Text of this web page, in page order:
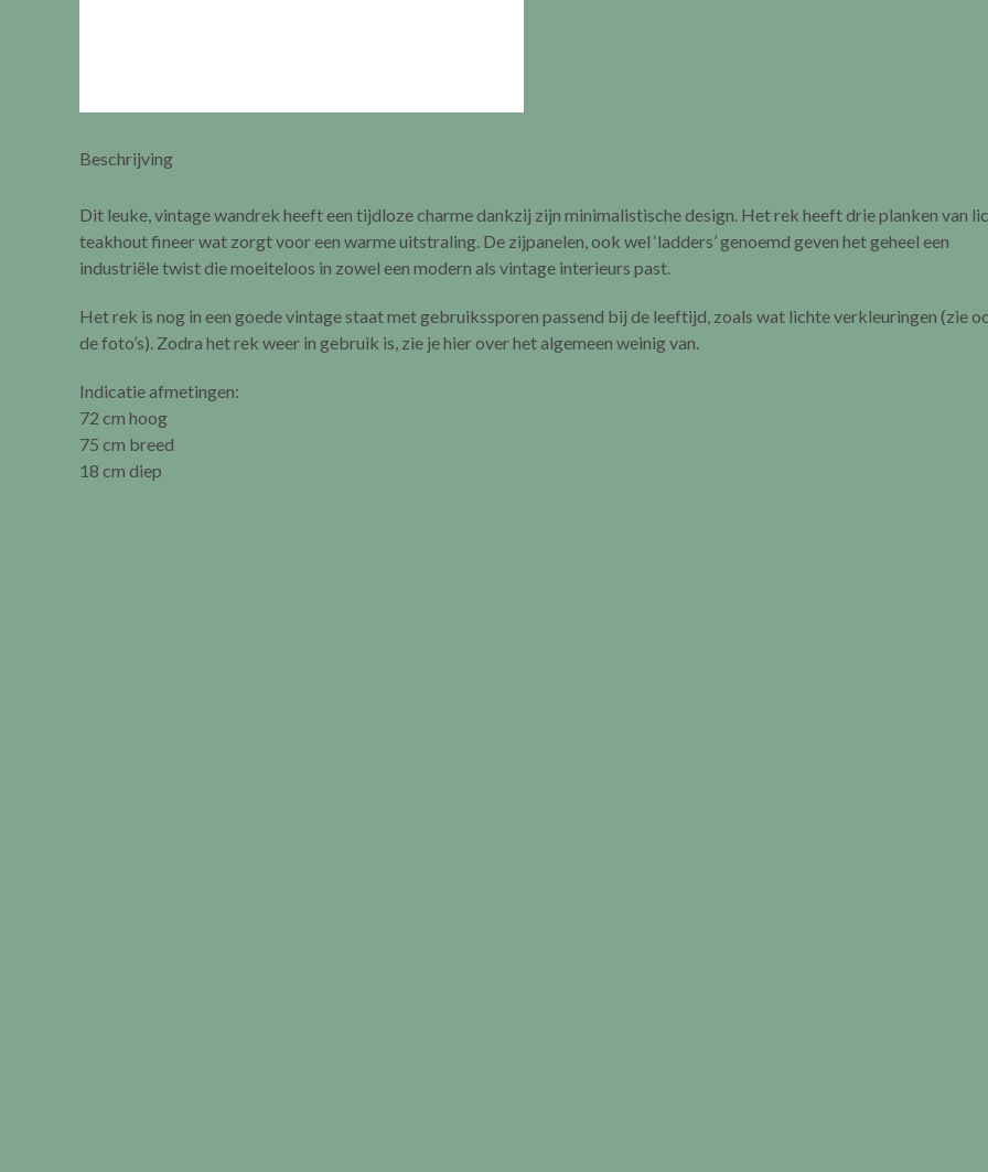
Beschrijving
Dit leuke, vintage wandrek heeft een tijdloze charme dankzij zijn minimalistische design. Het rek heeft drie planken van
teakhout fineer wat zorgt voor een warme uitstraling. De zijpanelen, ook wel ‘ladders’ genoemd geven het geheel een
industriële twist die moeiteloos in zowel een modern als vintage interieurs past.
Het rek is nog in een goede vintage staat met gebruikssporen passend bij de leeftijd, zoals wat lichte verkleuringen (zie
de foto’s). Zodra het rek weer in gebruik is, zie je hier over het algemeen weinig van.
Indicatie afmetingen:
72 cm hoog
75 cm breed
18 cm diep